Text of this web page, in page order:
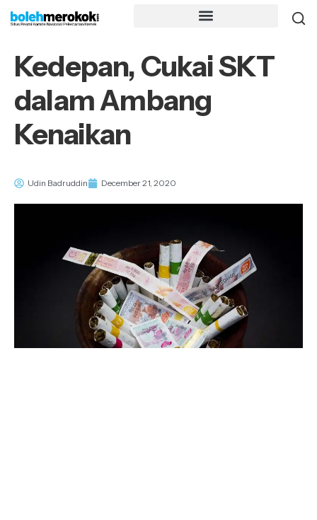
Kedepan, Cukai SKT
dalam Ambang
Kenaikan
Udin Badruddin December 21, 2020